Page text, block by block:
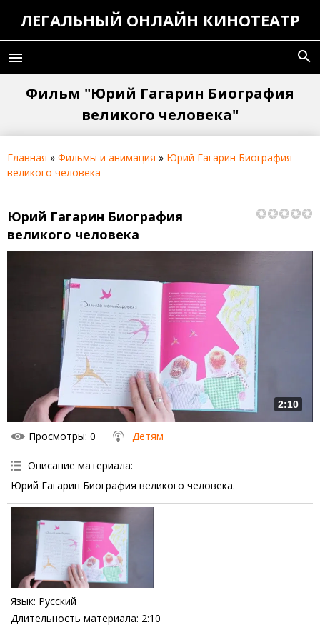
ЛЕГАЛЬНЫЙ ОНЛАЙН КИНОТЕАТР
menu search
Фильм "Юрий Гагарин Биография
великого человека"
Главная » Фильмы и анимация » Юрий Гагарин Биография
великого человека
Юрий Гагарин Биография
великого человека
2:10
Просмотры: 0 Детям
Описание материала:
Юрий Гагарин Биография великого человека.
Язык: Русский
Длительность материала: 2:10